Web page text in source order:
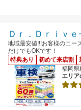
Ｄｒ．Ｄｒｉｖ
地域最安値!!!お客様のニー
だけでもOKです！
特典あり
初めて来店割
福岡県
エリア